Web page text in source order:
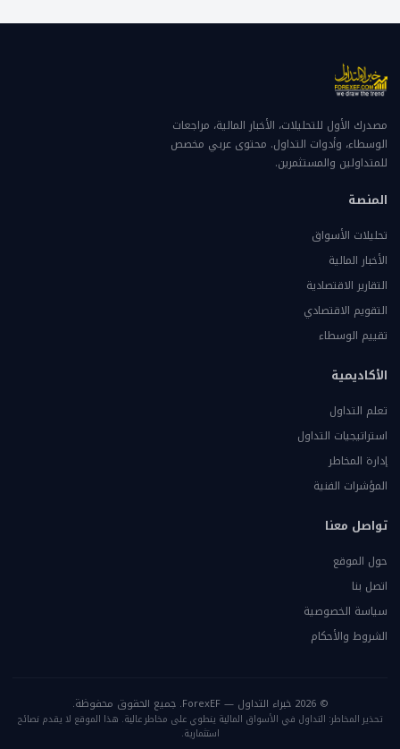
مصدرك الأول للتحليلات، الأخبار المالية، مراجعات
الوسطاء، وأدوات التداول. محتوى عربي مخصص
للمتداولين والمستثمرين.
المنصة
تحليلات الأسواق
الأخبار المالية
التقارير الاقتصادية
التقويم الاقتصادي
تقييم الوسطاء
الأكاديمية
تعلم التداول
استراتيجيات التداول
إدارة المخاطر
المؤشرات الفنية
تواصل معنا
حول الموقع
اتصل بنا
سياسة الخصوصية
الشروط والأحكام
© 2026 خبراء التداول — ForexEF. جميع الحقوق محفوظة.
تحذير المخاطر: التداول في الأسواق المالية ينطوي على مخاطر عالية. هذا الموقع لا يقدم نصائح
استثمارية.